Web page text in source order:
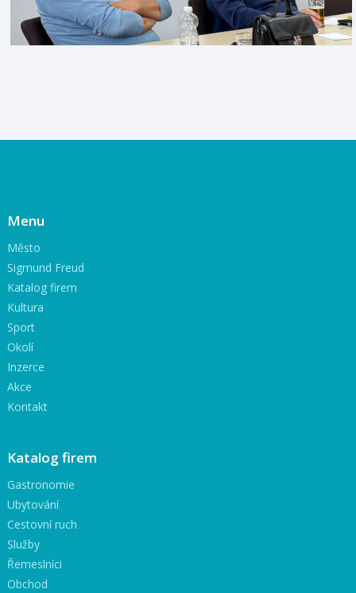
Menu
Město
Sigmund Freud
Katalog firem
Kultura
Sport
Okolí
Inzerce
Akce
Kontakt
Katalog firem
Gastronomie
Ubytování
Cestovní ruch
Služby
Řemeslníci
Obchod